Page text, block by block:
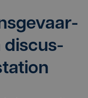
dis­cus­